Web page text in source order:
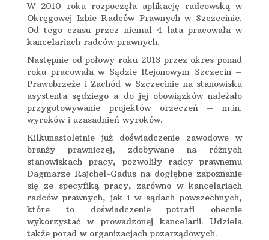
W 2010 roku rozpoczęła aplikację radcowską w
Okręgowej Izbie Radców Prawnych w Szczecinie.
Od tego czasu przez niemal 4 lata pracowała w
kancelariach radców prawnych.
Następnie od połowy roku 2013 przez okres ponad
roku pracowała w Sądzie Rejonowym Szczecin –
Prawobrzeże i Zachód w Szczecinie na stanowisku
asystenta sędziego a do jej obowiązków należało
przygotowywanie projektów orzeczeń – m.in.
wyroków i uzasadnień wyroków.
Kilkunastoletnie już doświadczenie zawodowe w
branży prawniczej, zdobywane na różnych
stanowiskach pracy, pozwoliły radcy prawnemu
Dagmarze Rajchel-Gadus na dogłębne zapoznanie
się ze specyfiką pracy, zarówno w kancelariach
radców prawnych, jak i w sądach powszechnych,
które to doświadczenie potrafi obecnie
wykorzystać w prowadzonej kancelarii. Udziela
także porad w organizacjach pozarządowych.